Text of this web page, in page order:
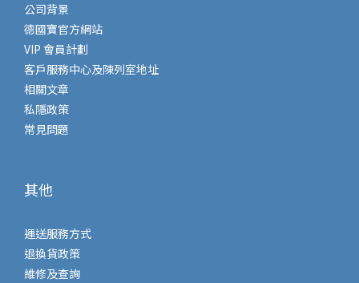
公司背景
德國寶官方網站
VIP 會員計劃
客戶服務中心及陳列室地址
相關文章
私隱政策
常見問題
其他
運送服務方式
退換貨政策
維修及查詢